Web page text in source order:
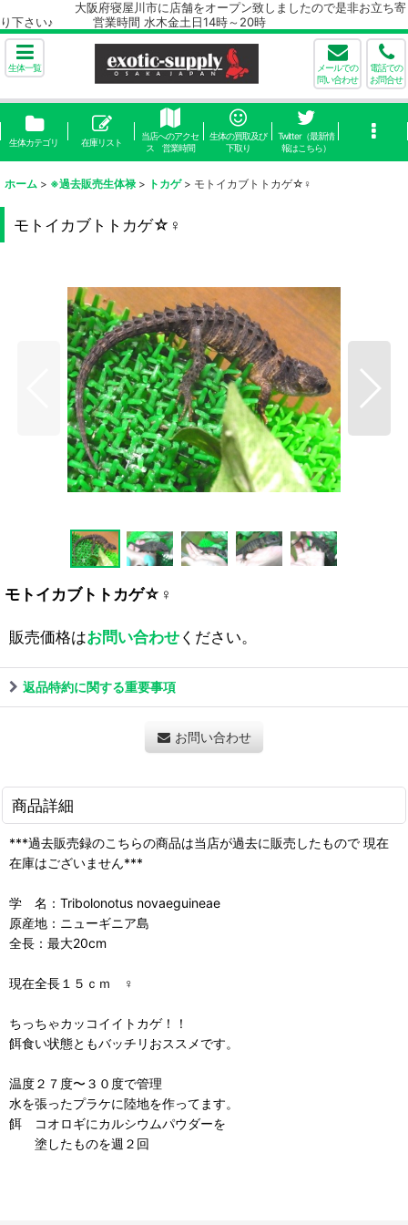
大阪府寝屋川市に店舗をオープン致しましたので是非お立ち寄
り下さい♪ 営業時間 水木金土日14時～20時
生体一覧
メールでの
問い合わせ
電話での
お問合せ
生体カテゴリ 在庫リスト
当店へのアクセ
ス 営業時間
生体の買取及び
下取り
Twitter（最新情
報はこちら）
ホーム > ※過去販売生体禄 > トカゲ > モトイカブトトカゲ☆♀
モトイカブトトカゲ☆♀
モトイカブトトカゲ☆♀
販売価格はお問い合わせください。
返品特約に関する重要事項
お問い合わせ
商品詳細
***過去販売録のこちらの商品は当店が過去に販売したもので 現在
在庫はございません***
学 名：Tribolonotus novaeguineae
原産地：ニューギニア島
全長：最大20cm
現在全長１５ｃｍ ♀
ちっちゃカッコイイトカゲ！！
餌食い状態ともバッチリおススメです。
温度２７度〜３０度で管理
水を張ったプラケに陸地を作ってます。
餌 コオロギにカルシウムパウダーを
塗したものを週２回